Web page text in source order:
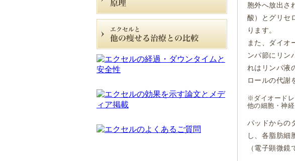
胞外へ放出さ
酸）とグリセ
ります。
また、ダイオ
ンパ節にリン
れはリンパ液
ロールの代謝
※ダイオードレ
他の細胞・神
パッドからの
し、各脂肪細
（電子顕微鏡